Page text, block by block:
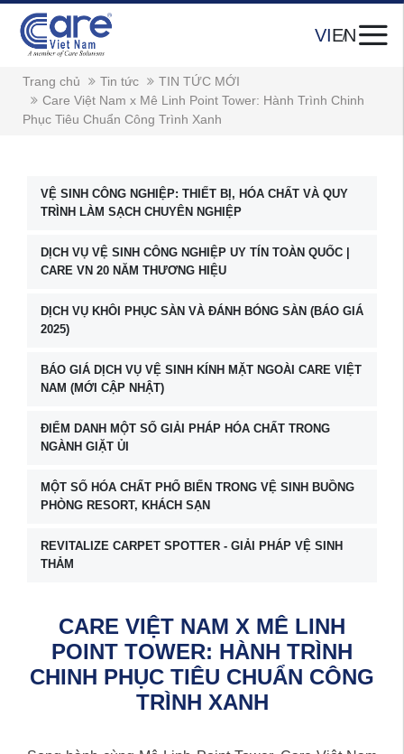
VIEN
Trang chủ Tin tức
TIN TỨC MỚI
Care Việt Nam x Mê Linh Point Tower: Hành Trình Chinh
Phục Tiêu Chuẩn Công Trình Xanh
VỆ SINH CÔNG NGHIỆP: THIẾT BỊ, HÓA CHẤT VÀ QUY
TRÌNH LÀM SẠCH CHUYÊN NGHIỆP
DỊCH VỤ VỆ SINH CÔNG NGHIỆP UY TÍN TOÀN QUỐC |
CARE VN 20 NĂM THƯƠNG HIỆU
DỊCH VỤ KHÔI PHỤC SÀN VÀ ĐÁNH BÓNG SÀN (BÁO GIÁ
2025)
BÁO GIÁ DỊCH VỤ VỆ SINH KÍNH MẶT NGOÀI CARE VIỆT
NAM (MỚI CẬP NHẬT)
ĐIỂM DANH MỘT SỐ GIẢI PHÁP HÓA CHẤT TRONG
NGÀNH GIẶT ỦI
MỘT SỐ HÓA CHẤT PHỔ BIẾN TRONG VỆ SINH BUỒNG
PHÒNG RESORT, KHÁCH SẠN
REVITALIZE CARPET SPOTTER - GIẢI PHÁP VỆ SINH
THẢM
CARE VIỆT NAM X MÊ LINH
POINT TOWER: HÀNH TRÌNH
CHINH PHỤC TIÊU CHUẨN CÔNG
TRÌNH XANH